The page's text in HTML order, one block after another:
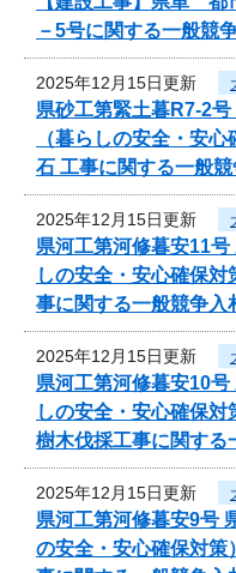
－5号に関する一般競
2025年12月15日更新
県砂工第緊土暮R7-2
（暮らしの安全・安
石 工事に関する一般
2025年12月15日更新
県河工第河修暮安11
しの安全・安心確保
事に関する一般競争入
2025年12月15日更新
県河工第河修暮安10
しの安全・安心確保対
樹木伐採工事に関する
2025年12月15日更新
県河工第河修暮安9号
の安全・安心確保対策